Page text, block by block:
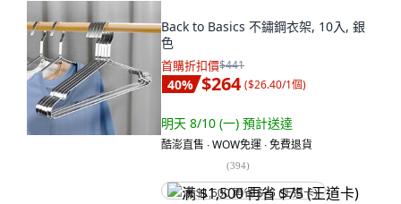
Back to Basics 不鏽鋼衣架, 10入, 銀
色
首購折扣價$441
40% $264 ($26.40/1個)
明天 8/10 (一) 預計送達
酷澎直售 ∙ WOW免運 ∙ 免費退貨
(394)
满 $1,500 再省 $75 (王道卡)